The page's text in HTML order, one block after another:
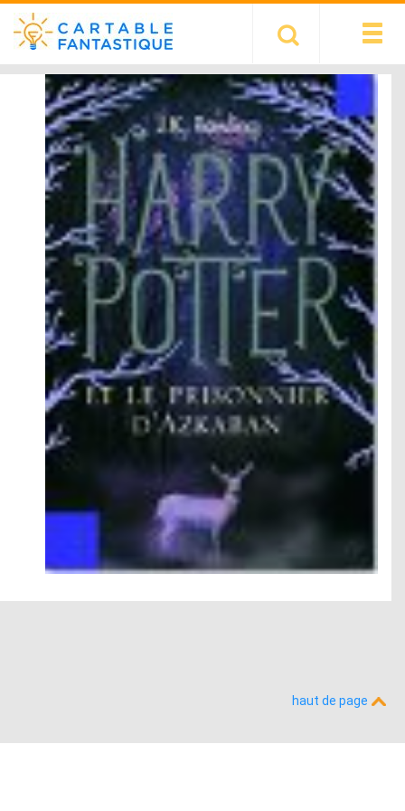
haut de page